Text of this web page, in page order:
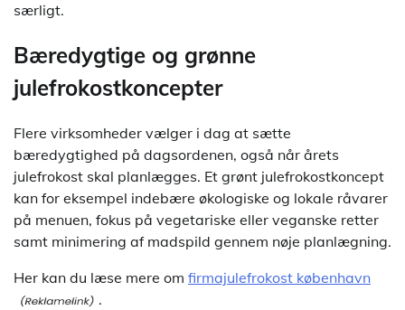
særligt.
Bæredygtige og grønne
julefrokostkoncepter
Flere virksomheder vælger i dag at sætte
bæredygtighed på dagsordenen, også når årets
julefrokost skal planlægges. Et grønt julefrokostkoncept
kan for eksempel indebære økologiske og lokale råvarer
på menuen, fokus på vegetariske eller veganske retter
samt minimering af madspild gennem nøje planlægning.
Her kan du læse mere om firmajulefrokost københavn
.